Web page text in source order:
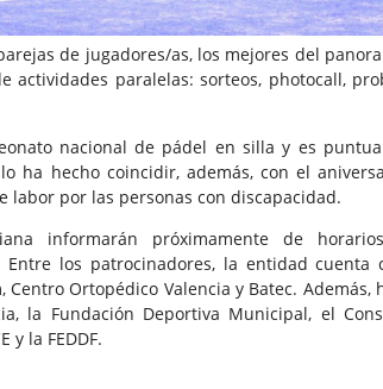
de jugadores/as, los mejores del
actividades paralelas: sorteos, photocall,
nacional de pádel en silla y es
ha hecho coincidir, además, con el
labor por las personas con discapacidad.
informarán próximamente de
los patrocinadores, la entidad cuenta
Ortopédico Valencia y Batec. Además,
la Fundación Deportiva Municipal, el
y la FEDDF.